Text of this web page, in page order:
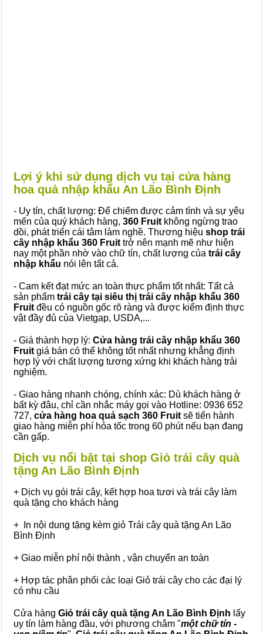
Lợi ý khi sử dụng dịch vụ tại cửa hàng
hoa quả nhập khẩu An Lão Bình Định
- Uy tín, chất lượng: Để chiếm được cảm tình và sự yêu
mến của quý khách hàng, 360 Fruit không ngừng trao
dồi, phát triển cái tâm làm nghề. Thương hiệu shop trái
cây nhập khẩu 360 Fruit trở nên mạnh mẽ như hiện
nay một phần nhờ vào chữ tín, chất lượng của trái cây
nhập khẩu nói lên tất cả.
- Cam kết đạt mức an toàn thực phẩm tốt nhất: Tất cả
sản phẩm trái cây tại siêu thị trái cây nhập khẩu 360
Fruit đều có nguồn gốc rõ ràng và được kiểm định thực
vật đầy đủ của Vietgap, USDA,...
- Giá thành hợp lý: Cửa hàng trái cây nhập khẩu 360
Fruit giá bán có thể không tốt nhất nhưng khẳng định
hợp lý với chất lượng tương xứng khi khách hàng trải
nghiệm.
- Giao hàng nhanh chóng, chính xác: Dù khách hàng ở
bất kỳ đâu, chỉ cần nhắc máy gọi vào Hotline: 0936 652
727, cửa hàng hoa quả sạch 360 Fruit sẽ tiến hành
giao hàng miễn phí hỏa tốc trong 60 phút nếu bạn đang
cần gấp.
Dịch vụ nổi bật tại shop Giỏ trái cây quà
tặng An Lão Bình Định
+ Dịch vụ gói trái cây, kết hợp hoa tươi và trái cây làm
quà tặng cho khách hàng
+ In nội dung tặng kèm giỏ Trái cây quà tặng An Lão
Bình Định
+ Giao miễn phí nội thành , vận chuyển an toàn
+ Hợp tác phân phối các loại Giỏ trái cây cho các đại lý
có nhu cầu
Cửa hàng Giỏ trái cây quà tặng An Lão Bình Định lấy
uy tín làm hàng đầu, với phương châm "một chữ tín -